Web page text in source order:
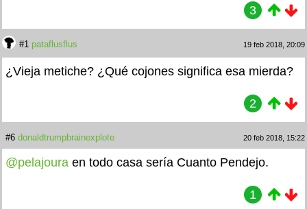
3
#1 pataflusflus 19 feb 2018, 20:09
¿Vieja metiche? ¿Qué cojones significa esa mierda?
2
#6 donaldtrumpbrainexplote 20 feb 2018, 15:22
@pelajoura en todo casa sería Cuanto Pendejo.
1